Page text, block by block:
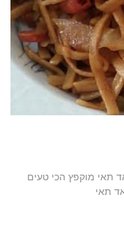
תאי מוקפץ הכי טעים
תאי